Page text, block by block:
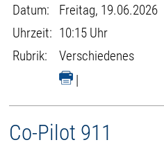
Datum:
Freitag, 19.06.2026
Uhrzeit: 10:15 Uhr
Rubrik:
Verschiedenes
|
Co-Pilot 911